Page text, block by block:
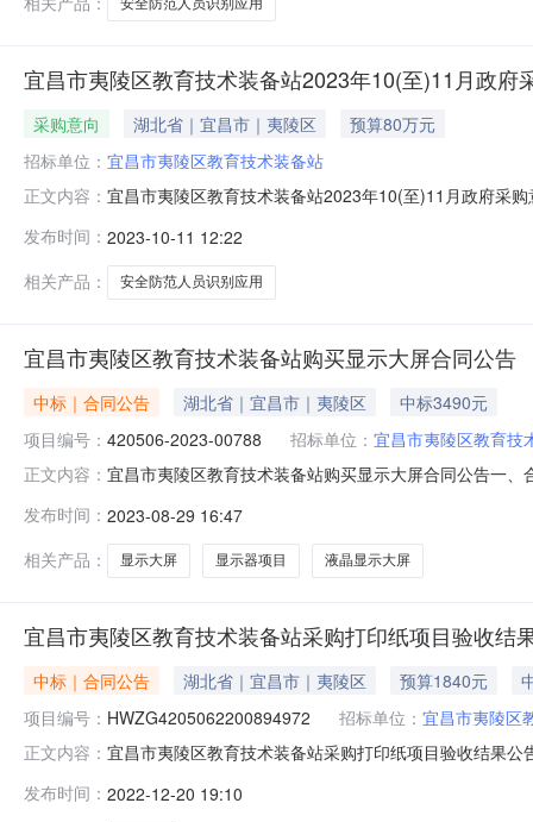
安全防范人员识别应用
宜昌市夷陵区教育技术装备站2023年10(至)11月政府
采购意向 湖北省｜宜昌市｜夷陵区
预算80万元
招标单位： 宜昌市夷陵区教育技术装备站
正文内容： 宜昌市夷陵区教育技术装备站2023年10(至)11月政府采
区校园安全防范人员识别应用项目采购内容:人脸对比分
通过准确高效的人脸识
发布时间： 2023-10-11 12:22
相关产品：
安全防范人员识别应用
宜昌市夷陵区教育技术装备站购买显示大屏合同公告
中标｜合同公告 湖北省｜宜昌市｜夷陵区
中标3490元
项目编号： 420506-2023-00788 招标单位： 宜昌市夷陵区教育技
正文内容： 宜昌市夷陵区教育技术装备站购买显示大屏合同公告一
（乙方）：湖北讯锐信息技术有限公司5、地址：夷陵区
发布时间： 2023-08-29 16:47
相关产品：
显示大屏 显示器项目 液晶显示大屏
宜昌市夷陵区教育技术装备站采购打印纸项目验收结
中标｜合同公告 湖北省｜宜昌市｜夷陵区 预算1840元
项目编号： HWZG4205062200894972 招标单位： 宜昌市夷陵区
正文内容： 宜昌市夷陵区教育技术装备站采购打印纸项目验收结果
应商（乙方）：夷陵区小溪塔启航飞扬办公用品店5.地
发布时间： 2022-12-20 19:10